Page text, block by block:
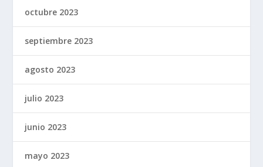
octubre 2023
septiembre 2023
agosto 2023
julio 2023
junio 2023
mayo 2023